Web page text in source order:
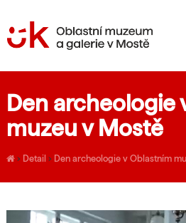
Den archeologie
muzeu v Mostě
› Detail › Den archeologie v Oblastním